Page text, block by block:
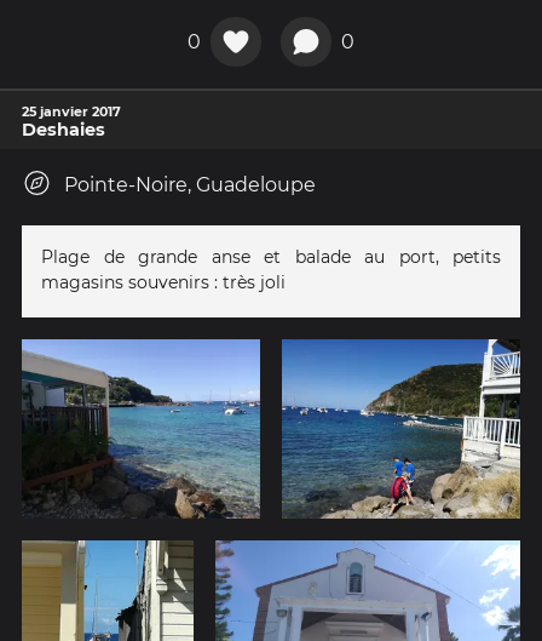
0 0
25 janvier 2017
Deshaies
Pointe-Noire, Guadeloupe
Plage de grande anse et balade au port, petits
magasins souvenirs : très joli